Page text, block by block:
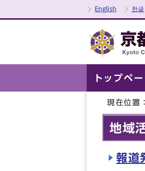
English 한글
トップペ
現在位置：
地域
報道